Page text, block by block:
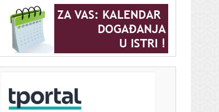
Još jedan vikend kaosa na cestama: Pogledajte gdje
su već sad kilometarske kolone